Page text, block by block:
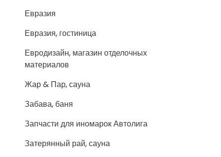
Евразия
Евразия, гостиница
Евродизайн, магазин отделочных
материалов
Жар & Пар, сауна
Забава, баня
Запчасти для иномарок Автолига
Затерянный рай, сауна